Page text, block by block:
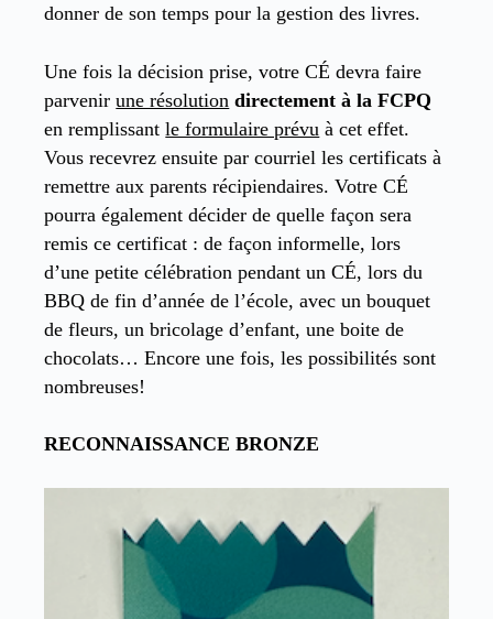
donner de son temps pour la gestion des livres.
Une fois la décision prise, votre CÉ devra faire
parvenirune résolution directement à la FCPQ
en remplissantle formulaire prévu à cet effet.
Vous recevrez ensuite par courriel les certificats à
remettre aux parents récipiendaires. Votre CÉ
pourra également décider de quelle façon sera
remis ce certificat : de façon informelle, lors
d’une petite célébration pendant un CÉ, lors du
BBQ de fin d’année de l’école, avec un bouquet
de fleurs, un bricolage d’enfant, une boite de
chocolats… Encore une fois, les possibilités sont
nombreuses!
RECONNAISSANCE BRONZE